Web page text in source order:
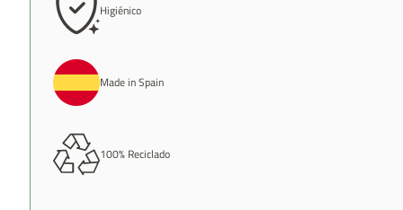
Higiénico
Made in Spain
100% Reciclado